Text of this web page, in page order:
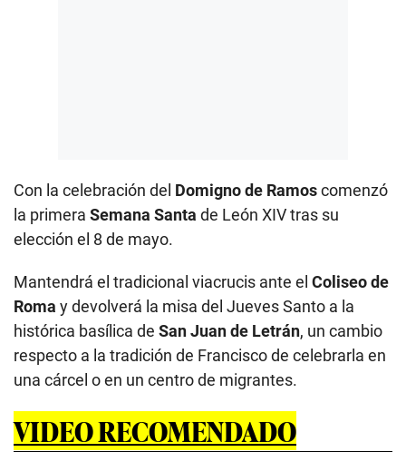
Con la celebración del Domigno de Ramoscomenzó
la primera Semana Santa de León XIV tras su
elección el 8 de mayo.
Mantendrá el tradicional viacrucis ante el Coliseo de
Roma y devolverá la misa del Jueves Santo a la
histórica basílica de San Juan de Letrán, un cambio
respecto a la tradición de Francisco de celebrarla en
una cárcel o en un centro de migrantes.
VIDEO RECOMENDADO